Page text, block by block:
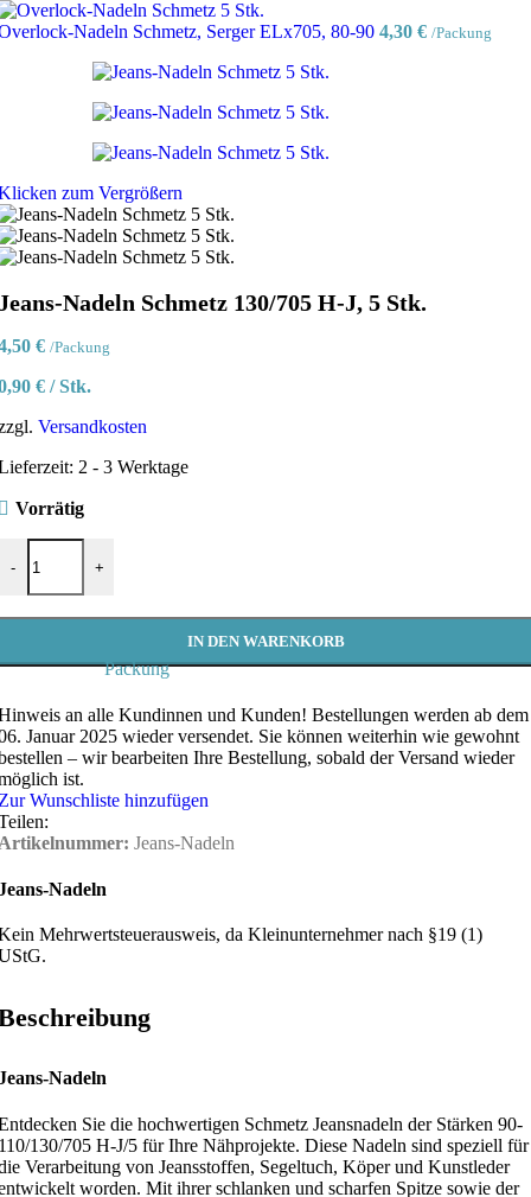
Nadeln Schmetz, Serger ELx705, 80-90 4,30 € /Packung
zum Vergrößern
Nadeln Schmetz 130/705 H-J, 5 Stk.
€ /Packung
€ /Stk.
Versandkosten
2 - 3 Werktage
Vorrätig
-
Nadeln Schmetz 130/705 H-J, 5 Stk. Menge
+
Packung
IN DEN WARENKORB
an alle Kundinnen und Kunden! Bestellungen werden ab dem
Januar 2025 wieder versendet. Sie können weiterhin wie gewohnt
– wir bearbeiten Ihre Bestellung, sobald der Versand wieder
ist.
Wunschliste hinzufügen
Jeans-Nadeln
Nadeln
Mehrwertsteuerausweis, da Kleinunternehmer nach §19 (1)
Nadeln
Sie die hochwertigen Schmetz Jeansnadeln der Stärken 90-
130/705 H-J/5 für Ihre Nähprojekte. Diese Nadeln sind speziell für
Verarbeitung von Jeansstoffen, Segeltuch, Köper und Kunstleder
worden. Mit ihrer schlanken und scharfen Spitze sowie der